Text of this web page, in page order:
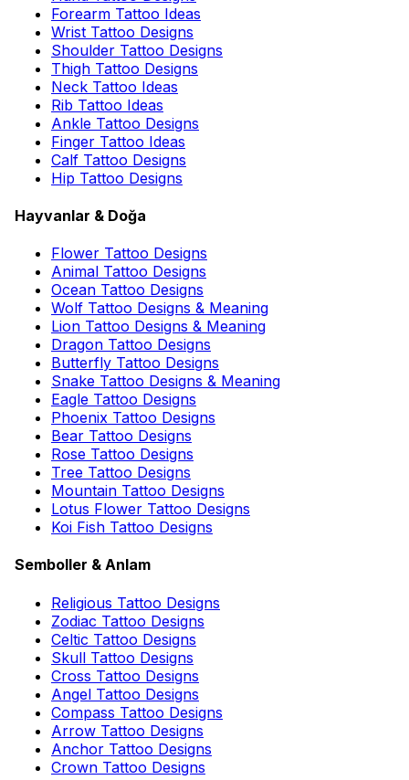
Forearm Tattoo Ideas
Wrist Tattoo Designs
Shoulder Tattoo Designs
Thigh Tattoo Designs
Neck Tattoo Ideas
Rib Tattoo Ideas
Ankle Tattoo Designs
Finger Tattoo Ideas
Calf Tattoo Designs
Hip Tattoo Designs
Hayvanlar & Doğa
Flower Tattoo Designs
Animal Tattoo Designs
Ocean Tattoo Designs
Wolf Tattoo Designs & Meaning
Lion Tattoo Designs & Meaning
Dragon Tattoo Designs
Butterfly Tattoo Designs
Snake Tattoo Designs & Meaning
Eagle Tattoo Designs
Phoenix Tattoo Designs
Bear Tattoo Designs
Rose Tattoo Designs
Tree Tattoo Designs
Mountain Tattoo Designs
Lotus Flower Tattoo Designs
Koi Fish Tattoo Designs
Semboller & Anlam
Religious Tattoo Designs
Zodiac Tattoo Designs
Celtic Tattoo Designs
Skull Tattoo Designs
Cross Tattoo Designs
Angel Tattoo Designs
Compass Tattoo Designs
Arrow Tattoo Designs
Anchor Tattoo Designs
Crown Tattoo Designs